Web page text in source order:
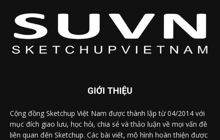
GIỚI THIỆU
Cộng đồng Sketchup Việt Nam được thành lập từ 04/2014 với
mục đích giao lưu, học hỏi, chia sẻ và thảo luận về mọi vấn đề
liên quan đến Sketchup. Các bài viết, mô hình hoàn thiện được